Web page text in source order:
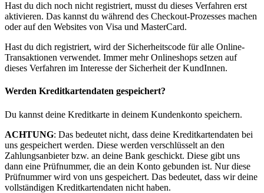
Hast du dich noch nicht registriert, musst du dieses Verfahren erst
aktivieren. Das kannst du während des Checkout-Prozesses machen
oder auf den Websites von Visa und MasterCard.
Hast du dich registriert, wird der Sicherheitscode für alle Online-
Transaktionen verwendet. Immer mehr Onlineshops setzen auf
dieses Verfahren im Interesse der Sicherheit der KundInnen.
Werden Kreditkartendaten gespeichert?
Du kannst deine Kreditkarte in deinem Kundenkonto speichern.
ACHTUNG: Das bedeutet nicht, dass deine Kreditkartendaten bei
uns gespeichert werden. Diese werden verschlüsselt an den
Zahlungsanbieter bzw. an deine Bank geschickt. Diese gibt uns
dann eine Prüfnummer, die an dein Konto gebunden ist. Nur diese
Prüfnummer wird von uns gespeichert. Das bedeutet, dass wir deine
vollständigen Kreditkartendaten nicht haben.